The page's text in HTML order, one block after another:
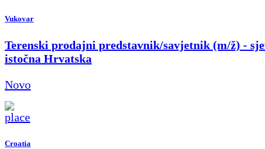
Vukovar
Terenski prodajni predstavnik/savjetnik (m/ž) -
istočna Hrvatska
Novo
Croatia